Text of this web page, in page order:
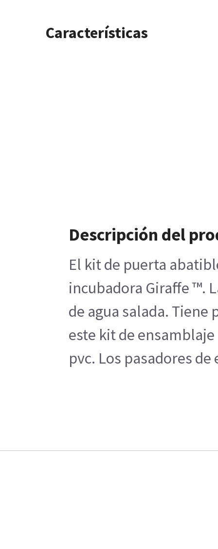
Características
Descripción del
El kit de puerta
incubadora Giraffe ™.
de agua salada. Tiene
este kit de
pvc. Los pasadores